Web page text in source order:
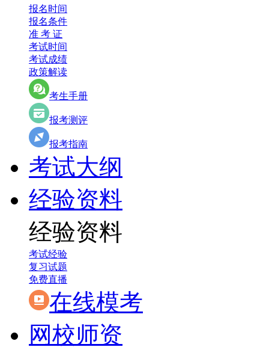
报名时间
报名条件
准 考 证
考试时间
考试成绩
政策解读
考生手册
报考测评
报考指南
考试大纲
经验资料
经验资料
考试经验
复习试题
免费直播
在线模考
网校师资